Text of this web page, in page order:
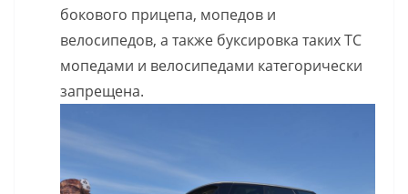
бокового прицепа, мопедов и
велосипедов, а также буксировка таких ТС
мопедами и велосипедами категорически
запрещена.